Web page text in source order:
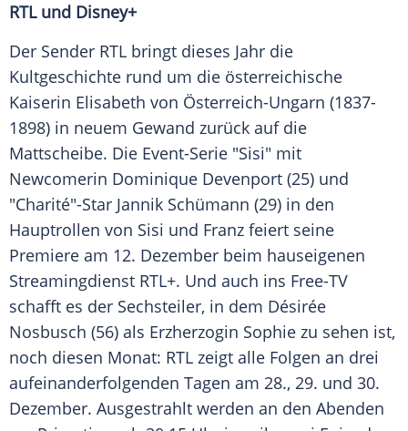
RTLund Disney+
Der Sender RTL bringt dieses Jahr die
Kultgeschichte rund um die österreichische
Kaiserin Elisabeth von Österreich-Ungarn (1837-
1898) in neuem Gewand zurück auf die
Mattscheibe. Die Event-Serie "Sisi" mit
Newcomerin Dominique Devenport (25) und
"Charité"-Star Jannik Schümann (29) in den
Hauptrollen von Sisi und Franz feiert seine
Premiere am 12. Dezember beim hauseigenen
Streamingdienst RTL+. Und auch ins Free-TV
schafft es der Sechsteiler, in dem Désirée
Nosbusch (56) als Erzherzogin Sophie zu sehen ist,
noch diesen Monat: RTL zeigt alle Folgen an drei
aufeinanderfolgenden Tagen am 28., 29. und 30.
Dezember. Ausgestrahlt werden an den Abenden